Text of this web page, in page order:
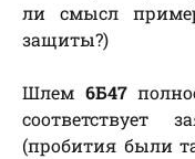
ли смысл
защиты?)
Шлем 6Б47
соответствует
(пробития были